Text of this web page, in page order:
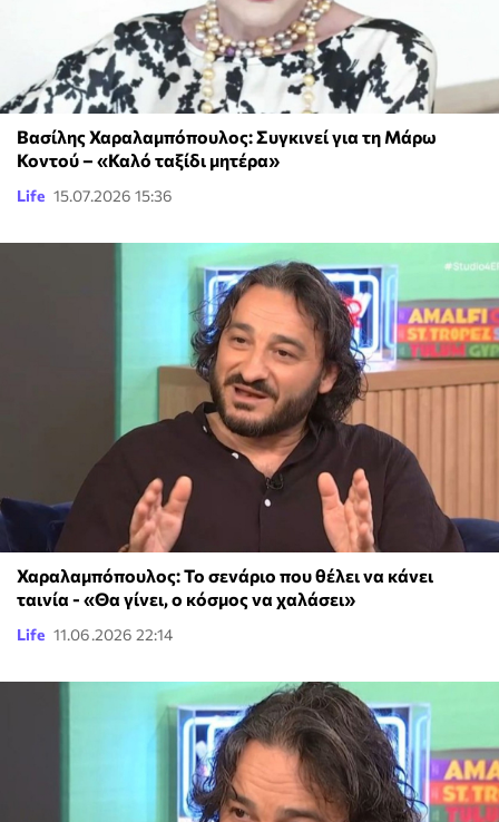
Βασίλης Χαραλαμπόπουλος: Συγκινεί για τη Μάρω
Κοντού – «Καλό ταξίδι μητέρα»
Life 15.07.2026 15:36
Χαραλαμπόπουλος: Το σενάριο που θέλει να κάνει
ταινία - «Θα γίνει, ο κόσμος να χαλάσει»
Life 11.06.2026 22:14